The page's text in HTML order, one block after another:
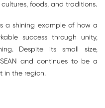
foods, and traditions.
a shining example of how a
success through unity,
Despite its small size,
and continues to be a
in the region.